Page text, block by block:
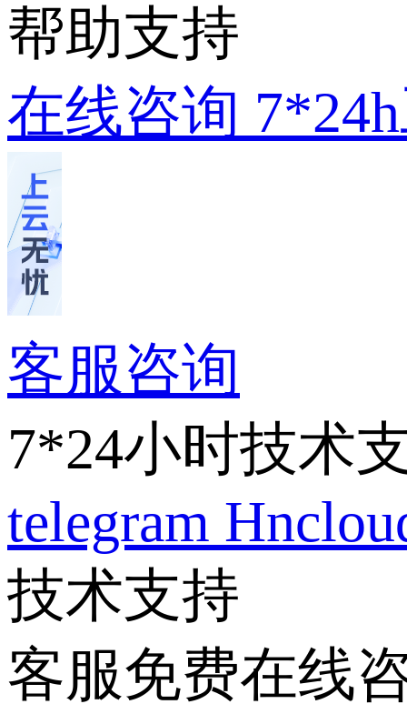
帮助支持
在线咨询
客服咨询
7*24小时技术
telegram
技术支持
客服免费在线